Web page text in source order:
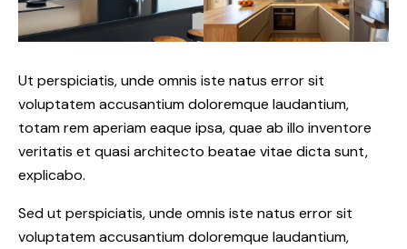
Ut perspiciatis, unde omnis iste natus error sit
voluptatem accusantium doloremque laudantium,
totam rem aperiam eaque ipsa, quae ab illo inventore
veritatis et quasi architecto beatae vitae dicta sunt,
explicabo.
Sed ut perspiciatis, unde omnis iste natus error sit
voluptatem accusantium doloremque laudantium,